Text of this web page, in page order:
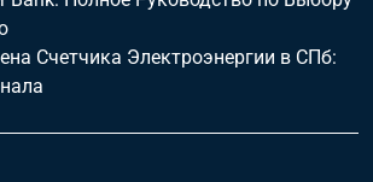
Счетчика Электроэнергии в СПб: